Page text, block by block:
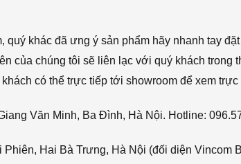
quý khác đã ưng ý sản phẩm hãy nhanh tay
của chúng tôi sẽ liên lạc với quý khách trong
có thể trực tiếp tới showroom để xem trực
Văn Minh, Ba Đình, Hà Nội. Hotline:
Hai Bà Trưng, Hà Nội (đối diện Vincom